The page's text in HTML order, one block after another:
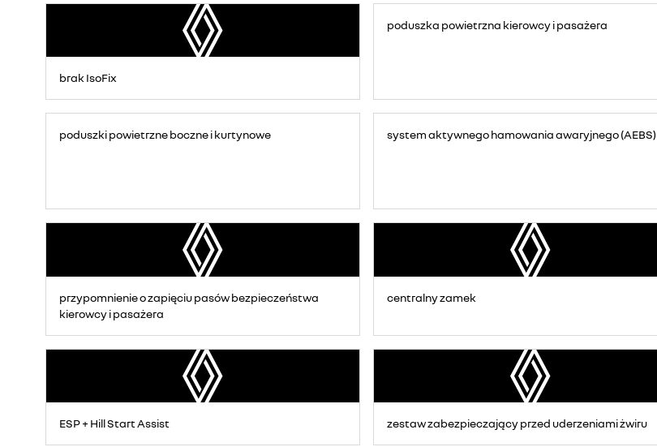
brak IsoFix
poduszka powietrzna kierowcy i pasażera
poduszki powietrzne boczne i kurtynowe system aktywnego hamowania awaryjnego (AEBS)
przypomnienie o zapięciu pasów bezpieczeństwa
kierowcy i pasażera
centralny zamek
ESP + Hill Start Assist zestaw zabezpieczający przed uderzeniami żwiru